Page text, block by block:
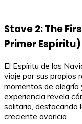
Stave 2: The
Primer Espíritu)
El Espíritu de las
viaje por sus propios
momentos de
experiencia revela
solitario, destacando
creciente avaricia.